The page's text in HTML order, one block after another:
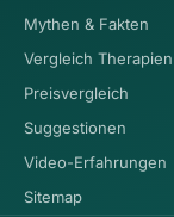
Mythen & Fakten
Vergleich Therapien
Preisvergleich
Suggestionen
Video-Erfahrungen
Sitemap